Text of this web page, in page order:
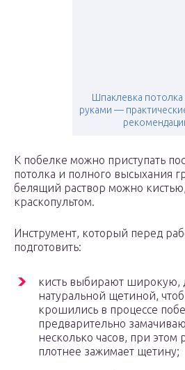
Шпаклевка
руками —
К побелке можно приступать
потолка и полного высыхания
белящий раствор можно
краскопультом.
Инструмент, который перед
подготовить:
кисть выбирают широкую,
натуральной щетиной,
крошились в процессе
предварительно
несколько часов, при этом
плотнее зажимает щетину;